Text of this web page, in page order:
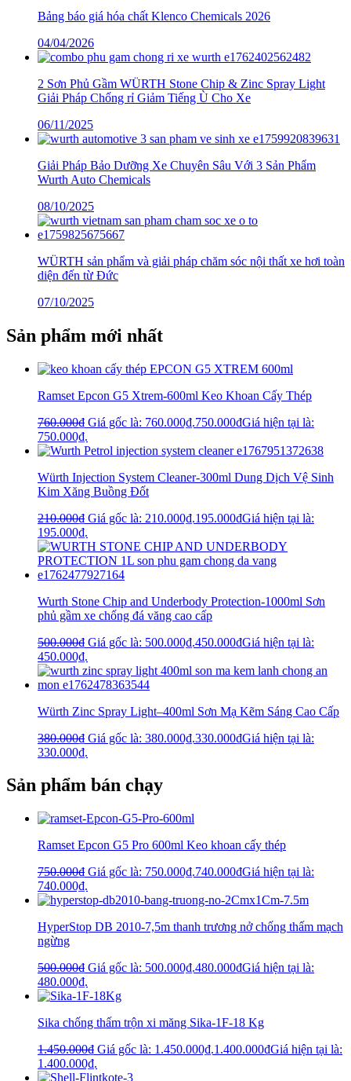
Bảng báo giá hóa chất Klenco Chemicals 2026
04/04/2026
2 Sơn Phủ Gầm WÜRTH Stone Chip & Zinc Spray Light
Giải Pháp Chống rỉ Giảm Tiếng Ù Cho Xe
06/11/2025
Giải Pháp Bảo Dưỡng Xe Chuyên Sâu Với 3 Sản Phẩm
Wurth Auto Chemicals
08/10/2025
WÜRTH sản phẩm và giải pháp chăm sóc nội thất xe hơi toàn
diện đến từ Đức
07/10/2025
Sản phẩm mới nhất
Ramset Epcon G5 Xtrem-600ml Keo Khoan Cấy Thép
760.000₫ Giá gốc là: 760.000₫.750.000₫Giá hiện tại là:
750.000₫.
Würth Injection System Cleaner-300ml Dung Dịch Vệ Sinh
Kim Xăng Buồng Đốt
210.000₫ Giá gốc là: 210.000₫.195.000₫Giá hiện tại là:
195.000₫.
Wurth Stone Chip and Underbody Protection-1000ml Sơn
phủ gầm xe chống đá văng cao cấp
500.000₫ Giá gốc là: 500.000₫.450.000₫Giá hiện tại là:
450.000₫.
Würth Zinc Spray Light–400ml Sơn Mạ Kẽm Sáng Cao Cấp
380.000₫ Giá gốc là: 380.000₫.330.000₫Giá hiện tại là:
330.000₫.
Sản phẩm bán chạy
Ramset Epcon G5 Pro 600ml Keo khoan cấy thép
750.000₫ Giá gốc là: 750.000₫.740.000₫Giá hiện tại là:
740.000₫.
HyperStop DB 2010-7,5m thanh trương nở chống thấm mạch
ngừng
500.000₫ Giá gốc là: 500.000₫.480.000₫Giá hiện tại là:
480.000₫.
Sika chống thấm trộn xi măng Sika-1F-18 Kg
1.450.000₫ Giá gốc là: 1.450.000₫.1.400.000₫Giá hiện tại là:
1.400.000₫.